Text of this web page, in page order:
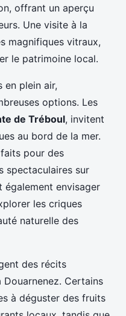
offrant un aperçu
Une visite à la
magnifiques vitraux,
le patrimoine local.
en plein air,
options. Les
de Tréboul, invitent
au bord de la mer.
pour des
spectaculaires sur
également envisager
les criques
naturelle des
des récits
Certains
à déguster des fruits